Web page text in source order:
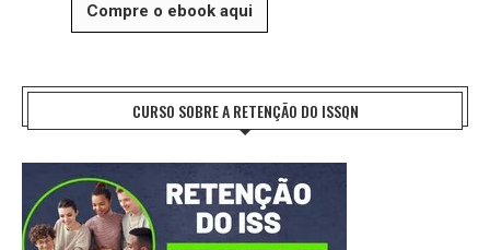
Compre o ebook aqui
CURSO SOBRE A RETENÇÃO DO ISSQN